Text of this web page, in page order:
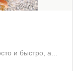
и быстро, а...